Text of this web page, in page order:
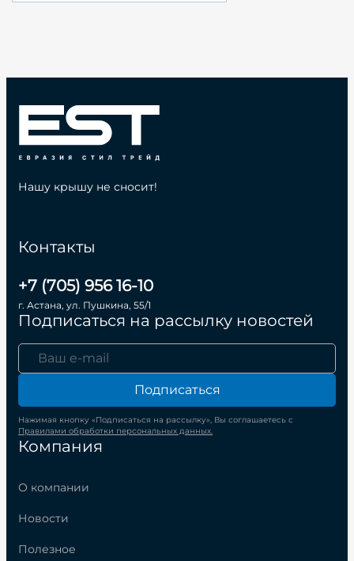
Компания
О компании
Новости
Полезное
Контакты
+7 (705) 956 16-10
г. Астана, ул. Пушкина, 55/1
Подписаться на рассылку новостей
Подписаться
Нажимая кнопку «Подписаться на рассылку», Вы соглашаетесь с
Правилами обработки персональных данных.
Нашу крышу не сносит!